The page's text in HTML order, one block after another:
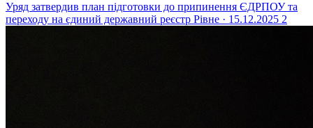
Уряд затвердив план підготовки до припинення ЄДРПОУ та
переходу на єдиний державний реєстр Рівне · 15.12.2025 2